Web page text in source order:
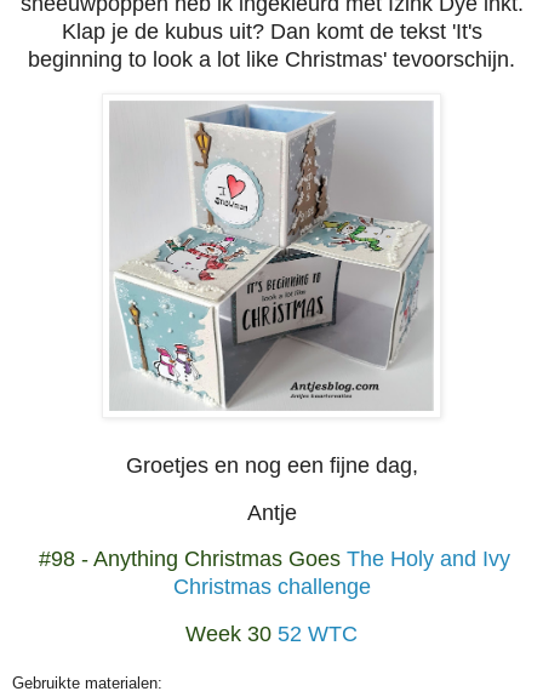
Klap je de kubus uit? Dan komt de tekst 'It's
beginning to look a lot like Christmas' tevoorschijn.
Groetjes en nog een fijne dag,
Antje
#98 - Anything Christmas Goes The Holy and Ivy
Christmas challenge
Week 30 52 WTC
Gebruikte materialen: